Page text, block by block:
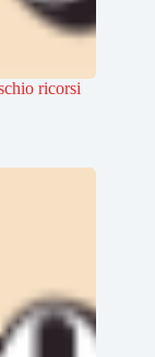
ricorsi